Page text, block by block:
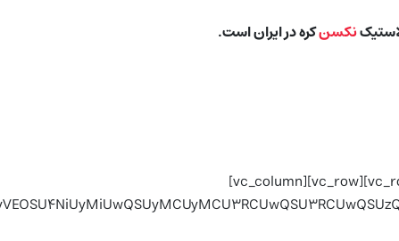
نکسنکره در ایران است.
[/vc_column_text][/vc_column][/vc_row][vc_row][vc_column]